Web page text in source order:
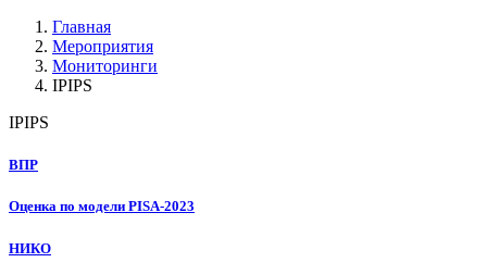
Главная
Мероприятия
Мониторинги
IPIPS
IPIPS
ВПР
Оценка по модели PISA-2023
НИКО